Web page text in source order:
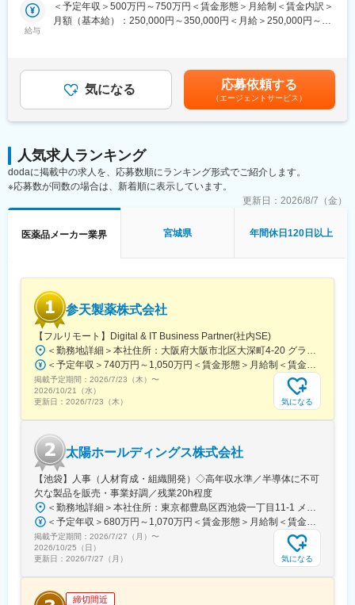
成ファーマは「グローバルスペシャリティファーマ」を目指して
います。旭化成ファーマが特に注力している整形外科領域、リウ
上市により新たに参入した血液・感染症領域でのさらなるプレゼ
ンス向上、売上拡大のために、一緒に歩んでいける仲間を募集し
ます。
変更の範囲：会社の定める業務
領域以外の新薬も上市しており、腎内・循環器・婦人科など幅広
い診療科を訪問しています。
・フェインジェクト：鉄欠乏性貧血治療剤
・アコファイド：機能性ディスペプシア治療薬
■研修制度：
学びます。
・フォロー研修：配属後も複数回の研修を通して、より専門的な
知識を身につけます。
・成長支援：階層別研修、部門別研修、コンプライアンス研修等
も充実しています。
■就業環境：
・出産・育児支援制度
・資格取得支援制度
・研修支援制度
■当社の魅力：
・専門性の高さ：消化器領域に強みを持ち、国内トップクラスの
シェア
・安定した経営基盤：創業70年超、医療用医薬品とOTCの二本柱
で安定成長
・幅広い製品ラインアップ：処方薬からOTC、健康食品、化粧品
・グローバル展開：欧州・アジアを中心に海外事業を拡大
・社会貢献度の高さ：生活習慣病や消化器疾患など、人々の健康
に直結する製品を提供
・働きやすい環境：完全週休二日制、住宅補助、資格取得支援な
ど福利厚生充実
・研修制度の充実：未経験者も安心して成長できる教育体制
・長期勤続率の高さ：社員の定着率が高く、安定したキャリア形
成が可能
変更の範囲：会社の定める業務
給与
＜予定年収＞500万円～750万円＜賃金形態＞月給制＜賃金内訳＞
月額（基本給）：250,000円～350,000円＜月給＞250,000円～
す。賃金はあくまでも目安の金額であり、選考を通じて上下する
可能性があります。月給(月額)は固定手当を含めた表記です。
気になる 応募依頼する
（エージェントサービス）
人気求人ランキング
dodaに掲載中の求人を、応募数順にランキング形式でご紹介します。
※応募数が同数の場合は、新着順に表示しています。
更新日： 2026/8/7（金）
医薬品メーカー業界 宮城県 年間休日120日以上
参天製薬株式会社
【フルリモート】Digital & IT Business Partner(社内SE)
＜勤務地詳細＞本社住所：大阪府大阪市北区大深町4-20 グランフロント大阪タワーA25F勤務地最寄駅：JR各線／大阪駅受動喫煙対策：屋内全面禁煙変更の範囲：会社の定める事業所（リモートワーク含む）
＜予定年収＞740万円～1,050万円＜賃金形態＞月給制＜賃金内訳＞月額（基本給）：540,000円～770,000円＜月給＞540,000円～770,000円＜昇給有無＞有＜残業手当＞有＜給与補足＞※経験・能力等を考慮の上、当社規定により決定します。■賞与：年1回支給■基本給改定：年1回（4月）賃金はあくまでも目安の金額であり、選考を通じて上下する可能性があります。月給(月額)は固定手当を含めた表記です。
掲載予定期間： 2026/7/23（木） 〜
2026/10/21（水）
更新日： 2026/7/23（木） 気になる
太陽ホールディングス株式会社
【池袋】人事（人材育成・組織開発）◇高年収水準／半導体に不可
欠な製品を販売・事業好調／残業20h程度
＜勤務地詳細＞本社住所：東京都豊島区西池袋一丁目11-1 メトロポリタンプラザビル16F勤務地最寄駅：各線／池袋駅受動喫煙対策：屋内全面禁煙変更の範囲：会社の定める事業所（リモートワーク含む）
＜予定年収＞680万円～1,070万円＜賃金形態＞月給制＜賃金内訳＞月額（基本給）：335,000円～530,000円＜月給＞335,000円～530,000円＜昇給有無＞有＜残業手当＞有＜給与補足＞※年収概算には想定残業時間20時間分を含む・2025年度 全社平均残業時間：20時間・残業代全額支給（管理監督職については対象外)・賞与6か月分（2025年度実績）賃金はあくまでも目安の金額であり、選考を通じて上下する可能性があります。月給(月額)は固定手当を含めた表記です。
掲載予定期間： 2026/7/27（月） 〜
2026/10/25（日）
更新日： 2026/7/27（月） 気になる
締切間近